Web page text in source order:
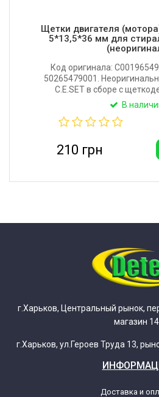
Щетки двигателя
5*13,5*36 мм для
Код оригинала:
50265479001.
C.E.SET в сборе с
стиральной машины Indesit,
мм. Левый угол заточки.
В
210 грн
г.Харьков, Центральный рынок,
магазин 14
г.Харьков, ул.Героев Труда 13,
Доставка и